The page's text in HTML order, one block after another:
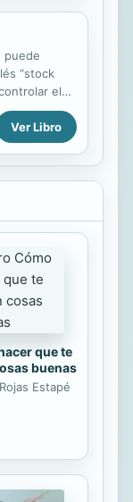
él
los
del
del
pero...
puede
“stock
el
fuente
de
Se
de
con el
de
de
con el
gestión
de todos
Ver Libro
que te
buenas
Estapé